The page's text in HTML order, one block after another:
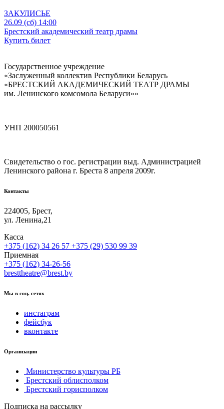
ЗАКУЛИСЬЕ
26.09 (сб) 14:00
Брестский академический театр драмы
Купить билет
Государственное учреждение
«Заслуженный коллектив Республики Беларусь
«БРЕСТСКИЙ АКАДЕМИЧЕСКИЙ ТЕАТР ДРАМЫ
им. Ленинского комсомола Беларуси»»
УНП 200050561
Свидетельство о гос. регистрации выд. Администрацией
Ленинского района г. Бреста 8 апреля 2009г.
Контакты
224005, Брест,
ул. Ленина,21
Касса
+375 (162) 34 26 57 +375 (29) 530 99 39
Приемная
+375 (162) 34-26-56
bresttheatre@brest.by
Мы в соц. сетях
инстаграм
фейсбук
вконтакте
Организации
Министерство культуры РБ
Брестский облисполком
Брестский горисполком
Подписка на рассылку